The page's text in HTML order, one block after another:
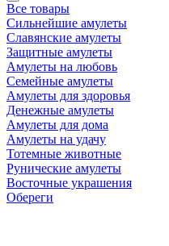
Все товары
Сильнейшие амулеты
Славянские амулеты
Защитные амулеты
Амулеты на любовь
Семейные амулеты
Амулеты для здоровья
Денежные амулеты
Амулеты для дома
Амулеты на удачу
Тотемные животные
Рунические амулеты
Восточные украшения
Обереги